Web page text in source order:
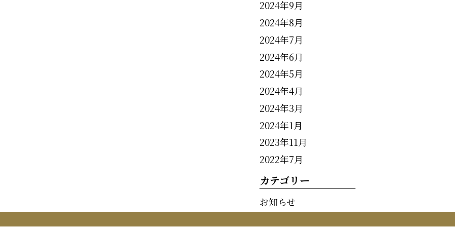
2024年9月
2024年8月
2024年7月
2024年6月
2024年5月
2024年4月
2024年3月
2024年1月
2023年11月
2022年7月
カテゴリー
お知らせ